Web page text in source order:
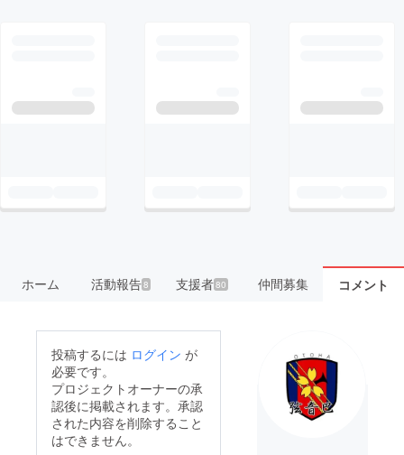
ホーム 活動報告8 支援者80 仲間募集 コメント
投稿するには ログイン が
必要です。
プロジェクトオーナーの承
認後に掲載されます。承認
された内容を削除すること
はできません。